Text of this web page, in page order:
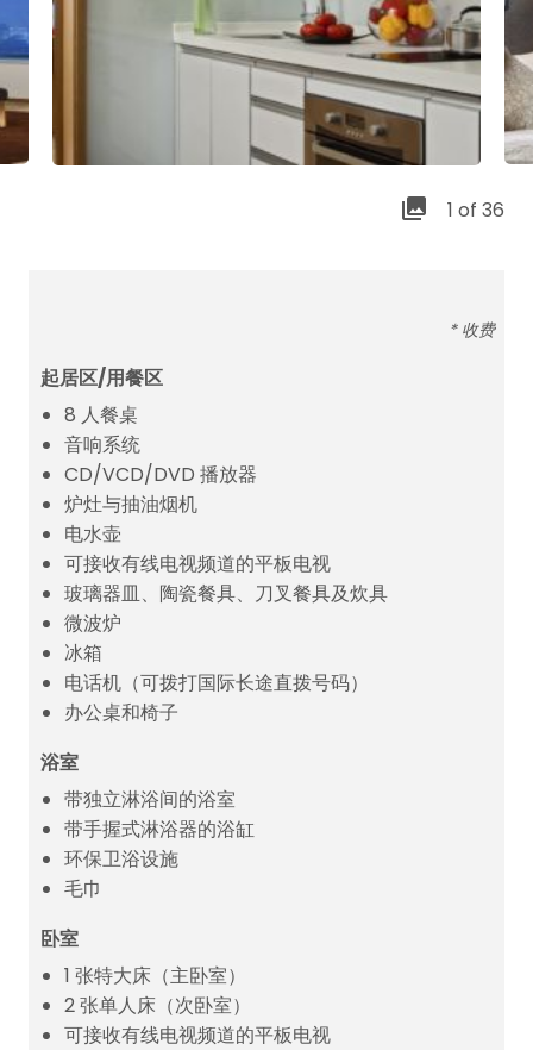
1 of 36
* 收费
起居区/用餐区
8 人餐桌
音响系统
CD/VCD/DVD 播放器
炉灶与抽油烟机
电水壶
可接收有线电视频道的平板电视
玻璃器皿、陶瓷餐具、刀叉餐具及炊具
微波炉
冰箱
电话机（可拨打国际长途直拨号码）
办公桌和椅子
浴室
带独立淋浴间的浴室
带手握式淋浴器的浴缸
环保卫浴设施
毛巾
卧室
1 张特大床（主卧室）
2 张单人床（次卧室）
可接收有线电视频道的平板电视